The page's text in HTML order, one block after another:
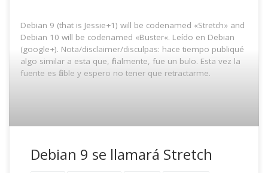
Debian 9 (that is Jessie+1) will be codenamed «Stretch» and
Debian 10 will be codenamed «Buster«. Leído en Debian
(google+). Nota/disclaimer/disculpas: hace tiempo publiqué
algo similar a esta que, finalmente, fue un bulo. Esta vez la
fuente es fiable y espero no tener que retractarme.
Debian 9 se llamará Stretch